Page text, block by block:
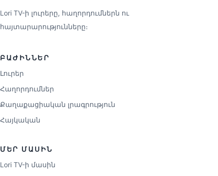
Lori TV-ի լուրերը, հաղորդումներն ու
հայտարարությունները։
ԲԱԺԻՆՆԵՐ
Լուրեր
Հաղորդումներ
Քաղաքացիական լրագրություն
Հայկական
ՄԵՐ ՄԱՍԻՆ
Lori TV-ի մասին